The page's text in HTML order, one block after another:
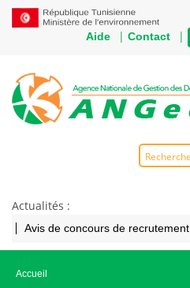
Aide | Contact |
Actualités :
Avis de concours de recrutement
Accueil